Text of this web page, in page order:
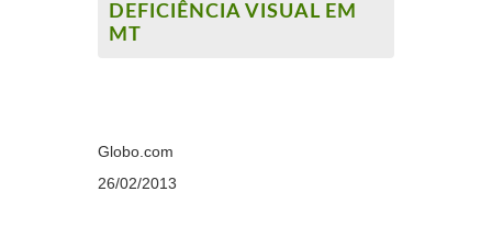
DEFICIÊNCIA VISUAL EM
MT
Globo.com
26/02/2013